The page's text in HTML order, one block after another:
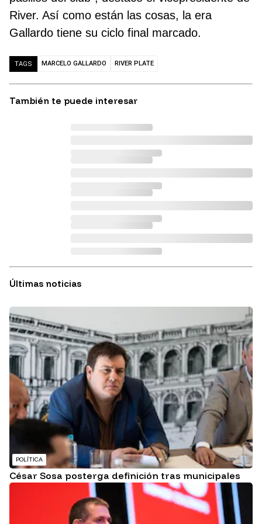
River. Así como están las cosas, la era
Gallardo tiene su ciclo final marcado.
TAGS MARCELO GALLARDO RIVER PLATE
También te puede interesar
Últimas noticias
POLÍTICA
César Sosa posterga definición tras municipales